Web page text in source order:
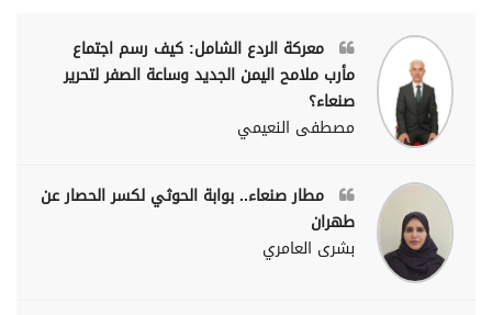
معركة الردع الشامل: كيف رسم اجتماع
مأرب ملامح اليمن الجديد وساعة الصفر لتحرير
صنعاء؟
مصطفى النعيمي
مطار صنعاء.. بوابة الحوثي لكسر الحصار عن
طهران
بشرى العامري